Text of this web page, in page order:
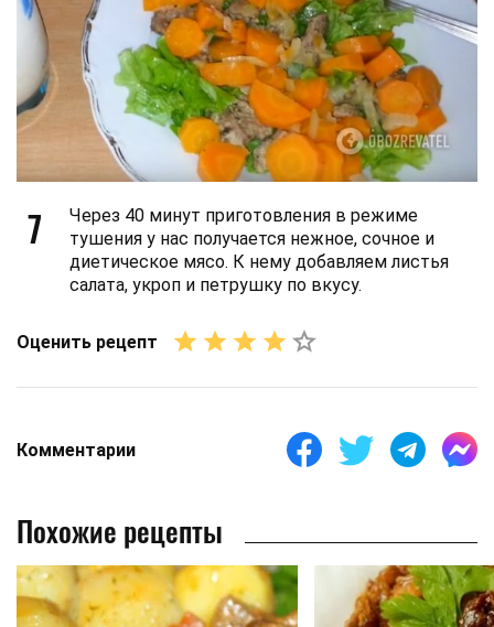
7
Через 40 минут приготовления в режиме
тушения у нас получается нежное, сочное и
диетическое мясо. К нему добавляем листья
салата, укроп и петрушку по вкусу.
Оценить рецепт
Комментарии
Похожие рецепты